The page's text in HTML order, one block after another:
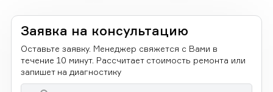
Заявка на консультацию
Оставьте заявку. Менеджер свяжется с Вами в
течение 10 минут. Рассчитает стоимость ремонта или
запишет на диагностику